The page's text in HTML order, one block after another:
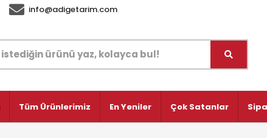
info@adigetarim.com
Tüm Ürünlerimiz En Yeniler Çok Satanlar